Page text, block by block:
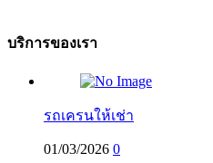
บริการของเรา
รถเครนให้เช่า
01/03/2026 0